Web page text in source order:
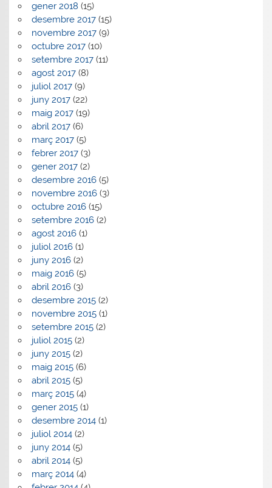
gener 2018 (15)
desembre 2017(15)
novembre 2017(9)
octubre 2017(10)
setembre 2017(11)
agost 2017(8)
juliol 2017(9)
juny 2017(22)
maig 2017(19)
abril 2017(6)
març 2017(5)
febrer 2017(3)
gener 2017(2)
desembre 2016(5)
novembre 2016(3)
octubre 2016(15)
setembre 2016(2)
agost 2016(1)
juliol 2016(1)
juny 2016(2)
maig 2016(5)
abril 2016(3)
desembre 2015(2)
novembre 2015(1)
setembre 2015(2)
juliol 2015(2)
juny 2015(2)
maig 2015(6)
abril 2015(5)
març 2015(4)
gener 2015(1)
desembre 2014(1)
juliol 2014(2)
juny 2014(5)
abril 2014(5)
març 2014(4)